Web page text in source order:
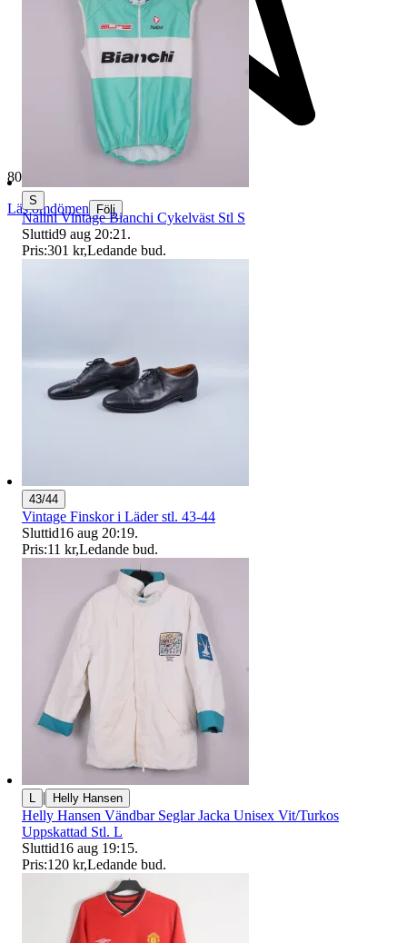
80 761 omdömen
Läs omdömen Följ
S
Nalini Vintage Bianchi Cykelväst Stl S
Sluttid9 aug 20:21 .
Pris:301 kr,Ledande bud.
43/44
Vintage Finskor i Läder stl. 43-44
Sluttid16 aug 20:19.
Pris:11 kr,Ledande bud.
L | Helly Hansen
Helly Hansen Vändbar Seglar Jacka Unisex Vit/Turkos
Uppskattad Stl. L
Sluttid16 aug 19:15.
Pris:120 kr,Ledande bud.